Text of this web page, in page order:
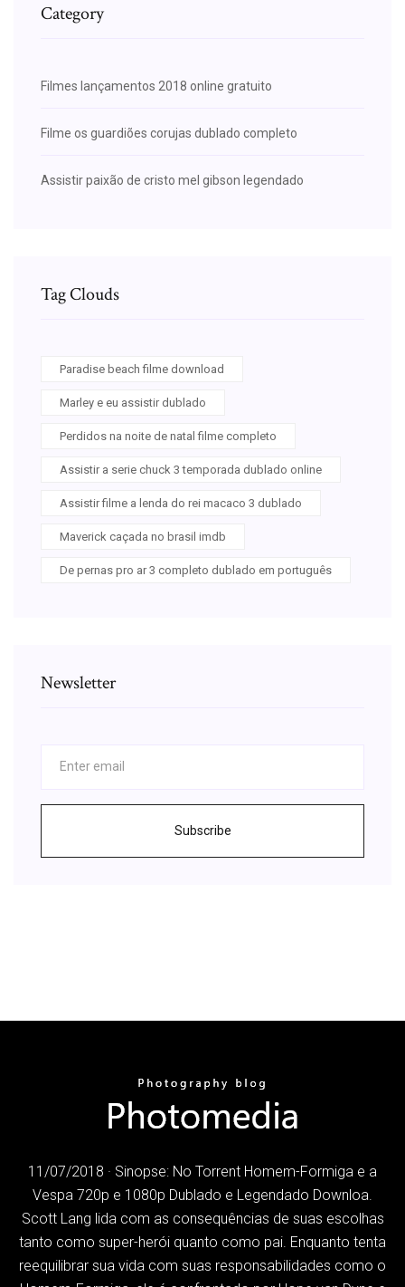
Category
Filmes lançamentos 2018 online gratuito
Filme os guardiões corujas dublado completo
Assistir paixão de cristo mel gibson legendado
Tag Clouds
Paradise beach filme download
Marley e eu assistir dublado
Perdidos na noite de natal filme completo
Assistir a serie chuck 3 temporada dublado online
Assistir filme a lenda do rei macaco 3 dublado
Maverick caçada no brasil imdb
De pernas pro ar 3 completo dublado em português
Newsletter
Subscribe
11/07/2018 · Sinopse: No Torrent Homem-Formiga e a
Vespa 720p e 1080p Dublado e Legendado Downloa.
Scott Lang lida com as consequências de suas escolhas
tanto como super-herói quanto como pai. Enquanto tenta
reequilibrar sua vida com suas responsabilidades como o